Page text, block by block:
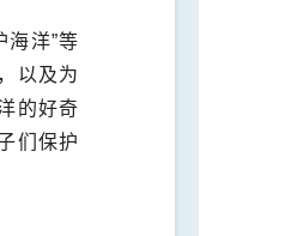
海洋”等
以及为
的好奇
们保护